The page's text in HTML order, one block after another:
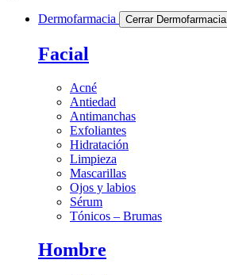
Dermofarmacia Cerrar Dermofarmacia
Facial
Acné
Antiedad
Antimanchas
Exfoliantes
Hidratación
Limpieza
Mascarillas
Ojos y labios
Sérum
Tónicos – Brumas
Hombre